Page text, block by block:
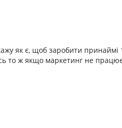
як є, щоб заробити принаймі
то ж якщо маркетинг не